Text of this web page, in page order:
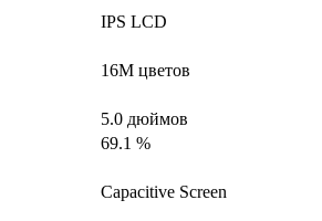
IPS LCD
16M цветов
5.0 дюймов
69.1 %
Capacitive Screen